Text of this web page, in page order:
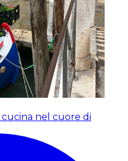
nel cuore di